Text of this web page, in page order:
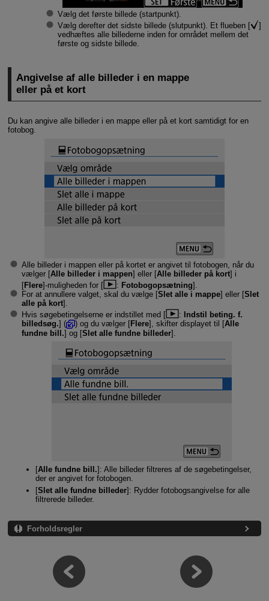
Vælg det første billede (startpunkt).
Vælg derefter det sidste billede (slutpunkt). Et flueben [
]
vedhæftes alle billederne inden for området mellem det
første og sidste billede.
Angivelse af alle billeder i en mappe
eller på et kort
Du kan angive alle billeder i en mappe eller på et kort samtidigt for en
fotobog.
Alle billeder i mappen eller på kortet er angivet til fotobogen, når du
vælger [Alle billeder i mappen] eller [Alle billeder på kort] i
[Flere]-muligheden for [ : Fotobogopsætning].
For at annullere valget, skal du vælge [Slet alle i mappe] eller [Slet
alle på kort].
Hvis søgebetingelserne er indstillet med [
: Indstil beting. f.
billedsøg.] ( ) og du vælger [Flere], skifter displayet til [Alle
fundne bill.] og [Slet alle fundne billeder].
[Alle fundne bill.]: Alle billeder filtreres af de søgebetingelser,
der er angivet for fotobogen.
[Slet alle fundne billeder]: Rydder fotobogsangivelse for alle
filtrerede billeder.
Forholdsregler